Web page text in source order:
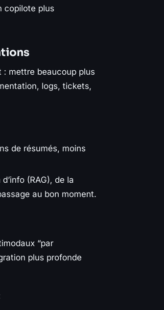
copilote plus
: mettre beaucoup plus
logs, tickets,
de résumés, moins
(RAG), de la
au bon moment.
“par
plus profonde